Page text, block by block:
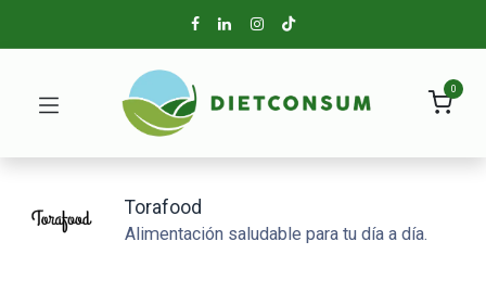
0
Torafood
Alimentación saludable para tu día a día.